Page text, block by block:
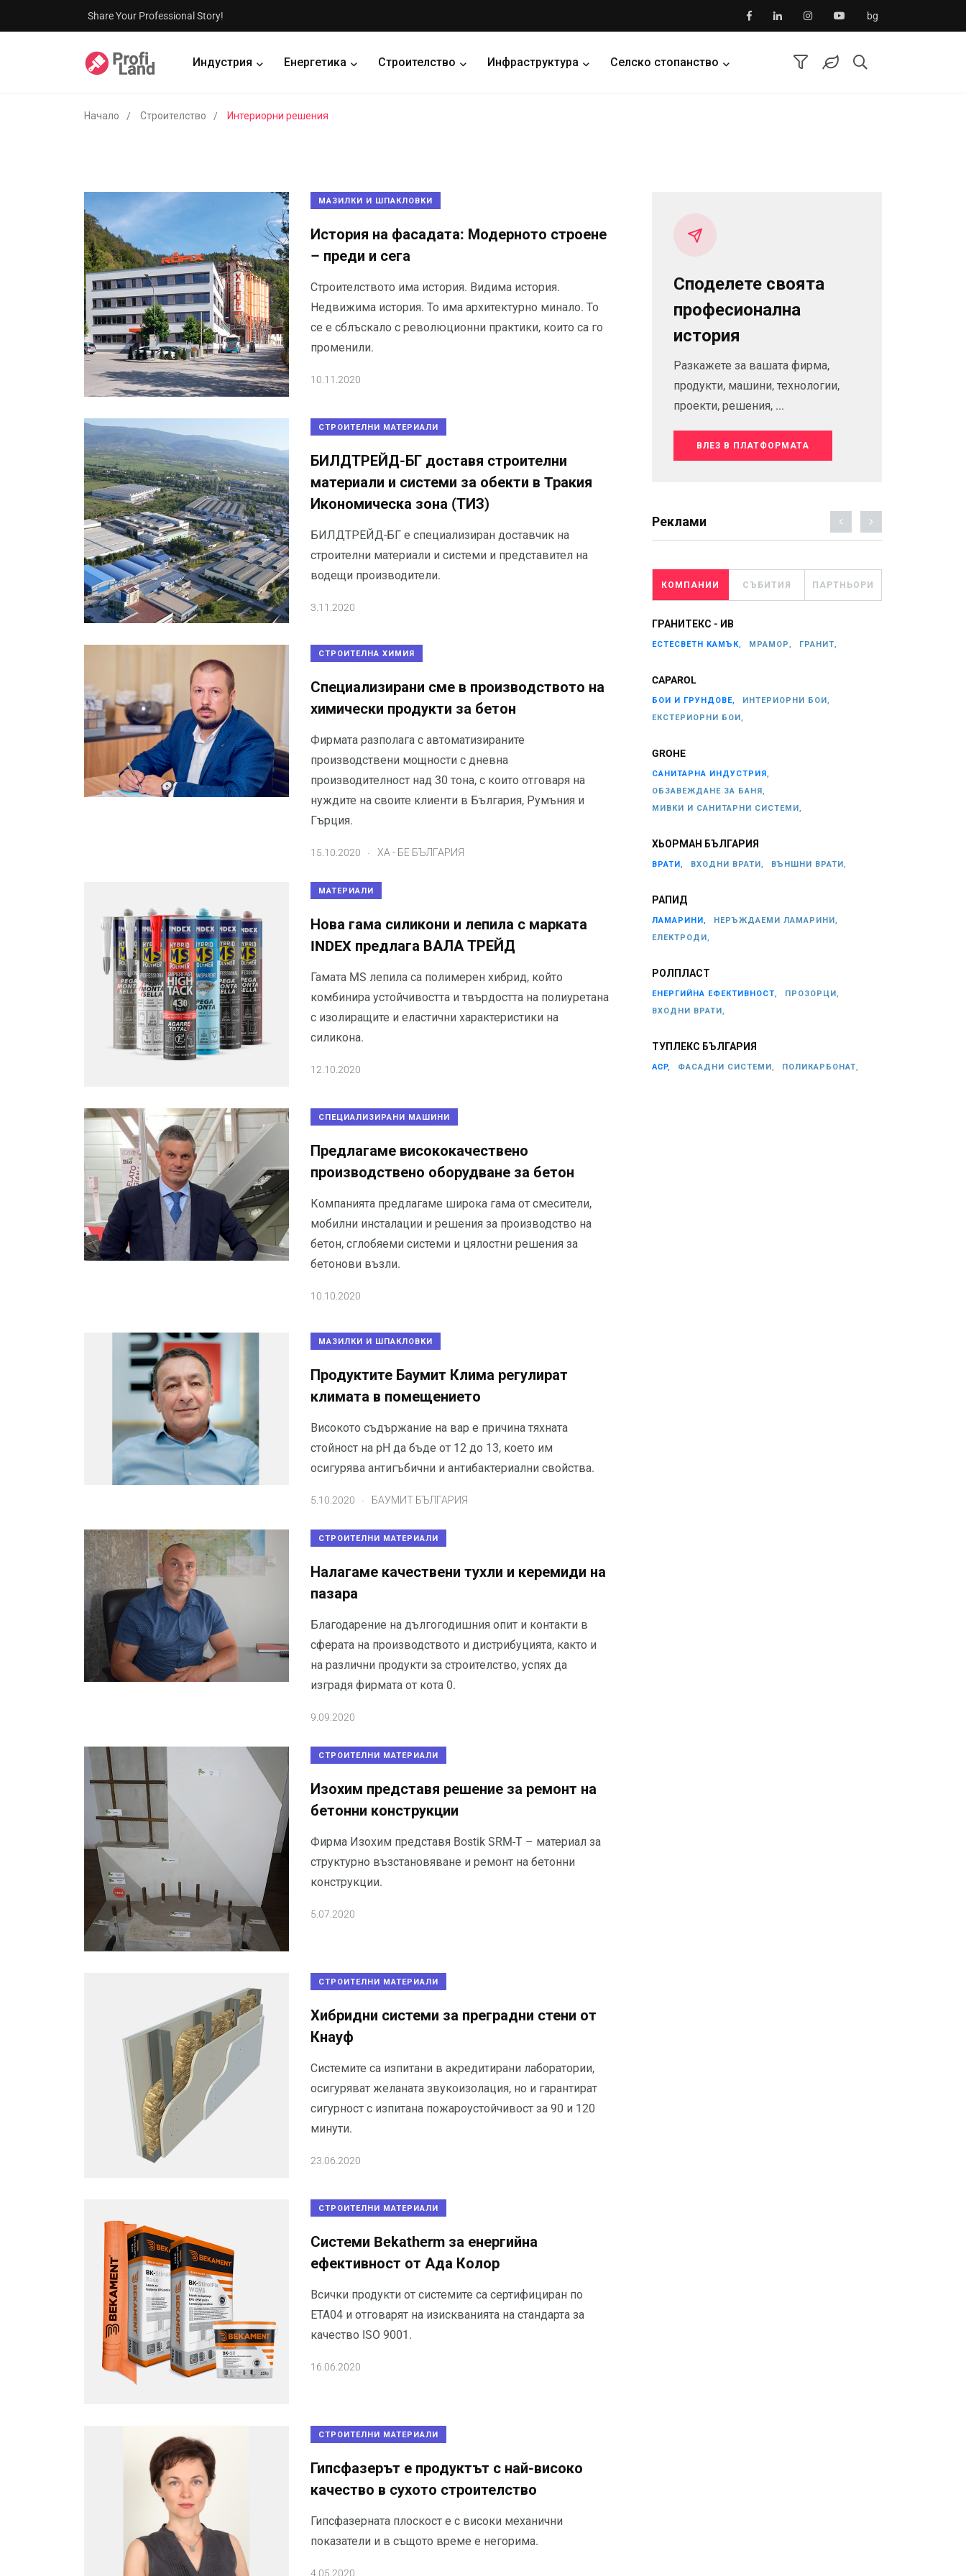
Share Your Professional Story! bg
Индустрия Енергетика Строителство Инфраструктура Селско стопанство
Начало Строителство Интериорни решения
МАЗИЛКИ И ШПАКЛОВКИ
История на фасадата: Модерното строене
– преди и сега
Строителството има история. Видима история.
Недвижима история. То има архитектурно минало. То
се е сблъскало с революционни практики, които са го
променили.
10.11.2020
СТРОИТЕЛНИ МАТЕРИАЛИ
БИЛДТРЕЙД-БГ доставя строителни
материали и системи за обекти в Tракия
Икономическа зона (ТИЗ)
БИЛДТРЕЙД-БГ е специализиран доставчик на
строителни материали и системи и представител на
водещи производители.
3.11.2020
СТРОИТЕЛНА ХИМИЯ
Специализирани сме в производството на
химически продукти за бетон
Фирмата разполага с автоматизираните
производствени мощности с дневна
производителност над 30 тона, с които отговаря на
нуждите на своите клиенти в България, Румъния и
Гърция.
15.10.2020 ХА - БЕ БЪЛГАРИЯ
МАТЕРИАЛИ
Нова гама силикони и лепила с марката
INDEX предлага ВАЛА ТРЕЙД
Гамата MS лепила са полимерен хибрид, който
комбинира устойчивостта и твърдостта на полиуретана
с изолиращите и еластични характеристики на
силикона.
12.10.2020
СПЕЦИАЛИЗИРАНИ МАШИНИ
Предлагаме висококачествено
производствено оборудване за бетон
Компанията предлагаме широка гама от смесители,
мобилни инсталации и решения за производство на
бетон, сглобяеми системи и цялостни решения за
бетонови възли.
10.10.2020
МАЗИЛКИ И ШПАКЛОВКИ
Продуктите Баумит Клима регулират
климата в помещението
Високото съдържание на вар е причина тяхната
стойност на pH да бъде от 12 до 13, което им
осигурява антигъбични и антибактериални свойства.
5.10.2020 БАУМИТ БЪЛГАРИЯ
СТРОИТЕЛНИ МАТЕРИАЛИ
Налагаме качествени тухли и керемиди на
пазара
Благодарение на дългогодишния опит и контакти в
сферата на производството и дистрибуцията, както и
на различни продукти за строителство, успях да
изградя фирмата от кота 0.
9.09.2020
СТРОИТЕЛНИ МАТЕРИАЛИ
Изохим представя решение за ремонт на
бетонни конструкции
Фирма Изохим представя Bostik SRM-T – материал за
структурно възстановяване и ремонт на бетонни
конструкции.
5.07.2020
СТРОИТЕЛНИ МАТЕРИАЛИ
Хибридни системи за преградни стени от
Кнауф
Системите са изпитани в акредитирани лаборатории,
осигуряват желаната звукоизолация, но и гарантират
сигурност с изпитана пожароустойчивост за 90 и 120
минути.
23.06.2020
СТРОИТЕЛНИ МАТЕРИАЛИ
Системи Bekatherm за енергийна
ефективност от Ада Колор
Всички продукти от системите са сертифициран по
ЕТА04 и отговарят на изискванията на стандарта за
качество ISO 9001.
16.06.2020
СТРОИТЕЛНИ МАТЕРИАЛИ
Гипсфазерът е продуктът с най-високо
качество в сухото строителство
Гипсфазерната плоскост е с високи механични
показатели и в същото време е негорима.
4.05.2020
Споделете своята
професионална
история
Разкажете за вашата фирма,
продукти, машини, технологии,
проекти, решения, ...
ВЛЕЗ В ПЛАТФОРМАТА
Реклами
КОМПАНИИ СЪБИТИЯ ПАРТНЬОРИ
ГРАНИТЕКС - ИВ
ЕСТЕСВЕТН КАМЪК, МРАМОР, ГРАНИТ,
CAPAROL
БОИ И ГРУНДОВЕ,
ИНТЕРИОРНИ БОИ,
ЕКСТЕРИОРНИ БОИ,
GROHE
САНИТАРНА ИНДУСТРИЯ,
ОБЗАВЕЖДАНЕ ЗА БАНЯ,
МИВКИ И САНИТАРНИ СИСТЕМИ,
ХЬОРМАН БЪЛГАРИЯ
ВРАТИ, ВХОДНИ ВРАТИ, ВЪНШНИ ВРАТИ,
РАПИД
ЛАМАРИНИ,
НЕРЪЖДАЕМИ ЛАМАРИНИ,
ЕЛЕКТРОДИ,
РОЛПЛАСТ
ЕНЕРГИЙНА ЕФЕКТИВНОСТ,
ПРОЗОРЦИ,
ВХОДНИ ВРАТИ,
ТУПЛЕКС БЪЛГАРИЯ
ACP, ФАСАДНИ СИСТЕМИ, ПОЛИКАРБОНАТ,